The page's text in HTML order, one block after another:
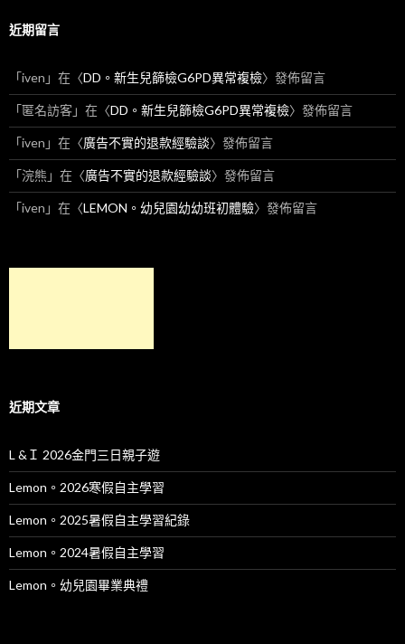
近期留言
「iven 」在〈DD。新生兒篩檢G6PD異常複檢〉發佈留言
「匿名訪客」在〈DD。新生兒篩檢G6PD異常複檢〉發佈留言
「iven 」在〈廣告不實的退款經驗談〉發佈留言
「浣熊 」在〈廣告不實的退款經驗談〉發佈留言
「iven 」在〈LEMON。幼兒園幼幼班初體驗〉發佈留言
近期文章
L &Ｉ 2026金門三日親子遊
Lemon。2026寒假自主學習
Lemon。2025暑假自主學習紀錄
Lemon。2024暑假自主學習
Lemon。幼兒園畢業典禮